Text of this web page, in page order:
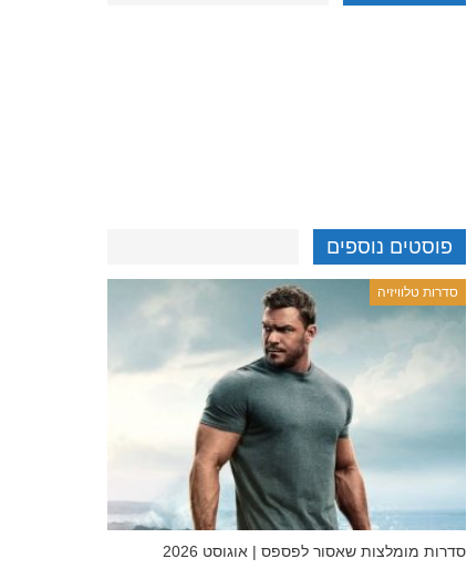
פוסטים נוספים
סדרות טלוויזיה
סדרות מומלצות שאסור לפספס | אוגוסט 2026